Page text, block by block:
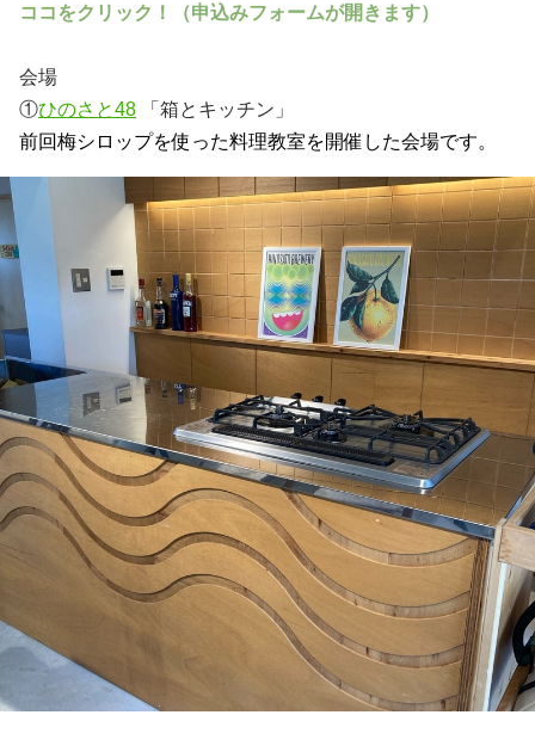
ココをクリック！（申込みフォームが開きます）
会場
①ひのさと48
「箱とキッチン」
前回梅シロップを使った料理教室を開催した会場です。